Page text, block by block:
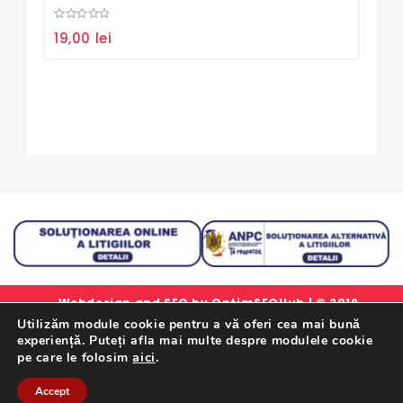
out
19,00 lei
Webdesign and SEO byOptimSEOHub| © 2019
simlorex.ro - Toate drepturile rezervate.
Formular Retur Garantii
Certificat Garantie
Utilizăm module cookie pentru a vă oferi cea mai bună
experiență. Puteți afla mai multe despre modulele cookie
pe care le folosim aici.
Accept